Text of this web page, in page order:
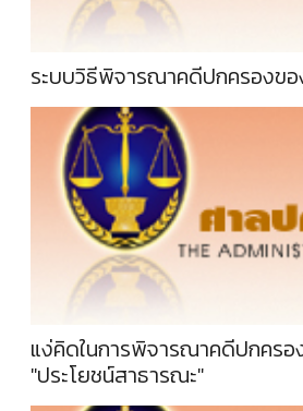
ระบบวิธีพิจารณาคดีปกครองขอ
แง่คิดในการพิจารณาคดีปกครอ
"ประโยชน์สาธารณะ"